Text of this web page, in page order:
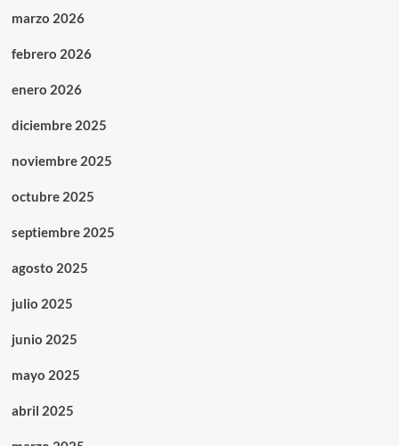
marzo 2026
febrero 2026
enero 2026
diciembre 2025
noviembre 2025
octubre 2025
septiembre 2025
agosto 2025
julio 2025
junio 2025
mayo 2025
abril 2025